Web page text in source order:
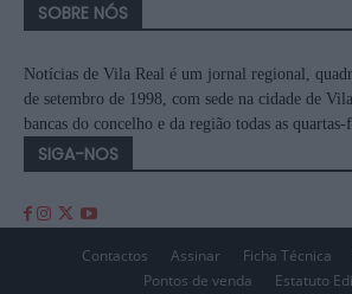
SOBRE NÓS
Notícias de Vila Real é um jornal regional,
de setembro de 1998, com sede na cidade de
bancas do concelho e da região todas as quartas-
SIGA-NOS
Contactos Assinar Ficha Técnica
Pontos de venda
Estatuto